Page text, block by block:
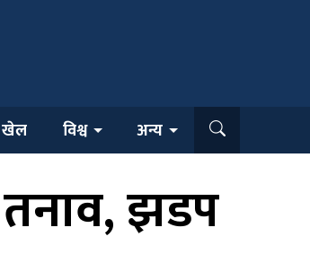
खेल विश्व अन्य
झडप